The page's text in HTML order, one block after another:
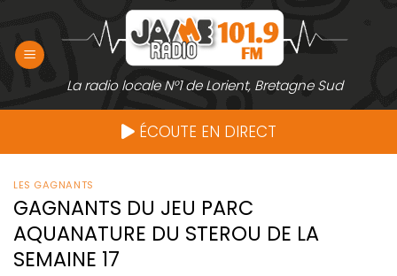
contenu
La radio locale N°1 de Lorient, Bretagne Sud
ÉCOUTE EN DIRECT
LES GAGNANTS
GAGNANTS DU JEU PARC
AQUANATURE DU STEROU DE LA
SEMAINE 17